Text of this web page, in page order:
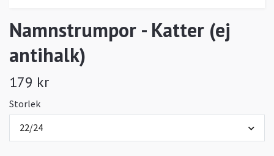
Namnstrumpor - Katter (ej
antihalk)
179 kr
Storlek
22/24